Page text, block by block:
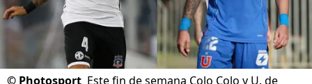
© Photosport Este fin de semana Colo Colo y U. de